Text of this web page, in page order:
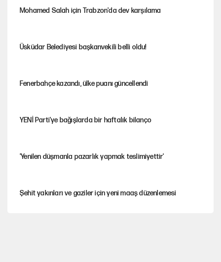
Mohamed Salah için Trabzon'da dev karşılama
Üsküdar Belediyesi başkanvekili belli oldu!
Fenerbahçe kazandı, ülke puanı güncellendi
YENİ Parti'ye bağışlarda bir haftalık bilanço
'Yenilen düşmanla pazarlık yapmak teslimiyettir'
Şehit yakınları ve gaziler için yeni maaş düzenlemesi